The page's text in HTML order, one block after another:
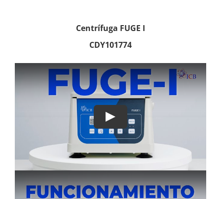
Centrífuga FUGE I
CDY101774